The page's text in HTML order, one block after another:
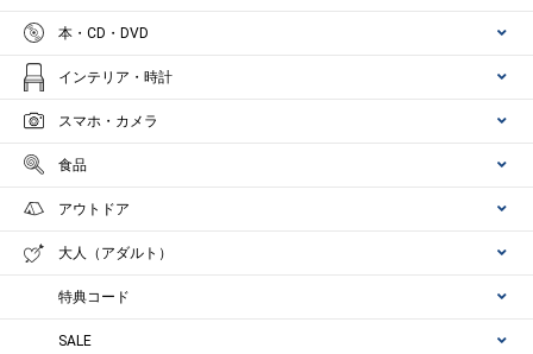
本・CD・DVD
インテリア・時計
スマホ・カメラ
食品
アウトドア
大人（アダルト）
特典コード
SALE